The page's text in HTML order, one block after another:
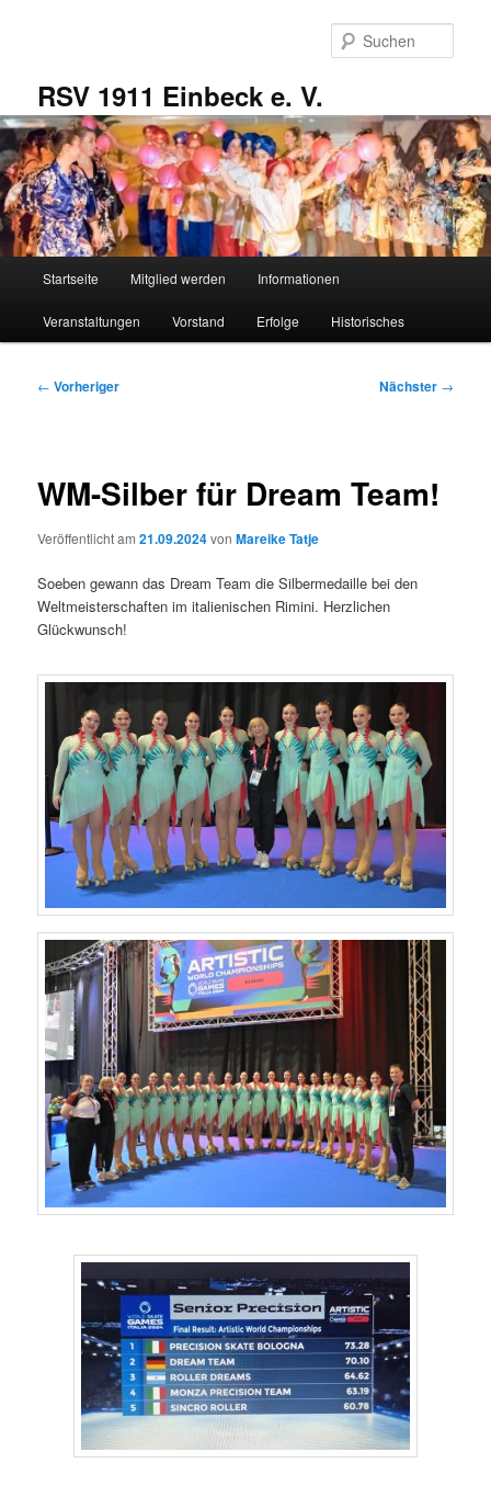
RSV 1911 Einbeck e. V.
Startseite Mitglied werden Informationen
Veranstaltungen Vorstand Erfolge Historisches
Beitragsnavigation
← Vorheriger Nächster →
WM-Silber für Dream Team!
Veröffentlicht am21.09.2024vonMareike Tatje
Soeben gewann das Dream Team die Silbermedaille bei den
Weltmeisterschaften im italienischen Rimini. Herzlichen
Glückwunsch!